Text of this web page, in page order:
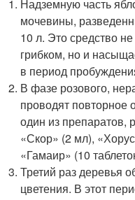
Надземную часть
мочевины,
10 л. Это средство
грибком, но и
в период
В фазе розового,
проводят повторное
один из препаратов,
«Скор» (2 мл),
«Гамаир» (10
Третий раз деревья
цветения. В этот